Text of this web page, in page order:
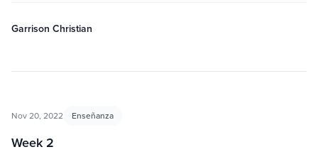
Garrison Christian
Nov 20, 2022 Enseñanza
Week 2